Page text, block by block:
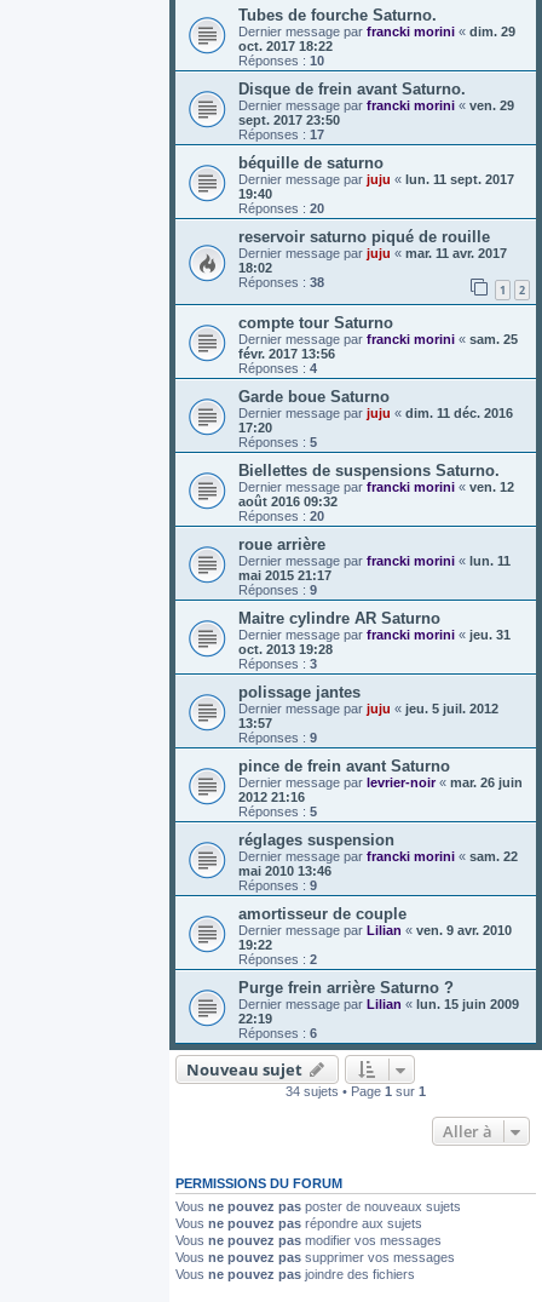
Tubes de fourche Saturno.
Dernier message par francki morini « dim. 29
oct. 2017 18:22
Réponses : 10
Disque de frein avant Saturno.
Dernier message par francki morini « ven. 29
sept. 2017 23:50
Réponses : 17
béquille de saturno
Dernier message par juju « lun. 11 sept. 2017
19:40
Réponses : 20
reservoir saturno piqué de rouille
Dernier message par juju « mar. 11 avr. 2017
18:02
Réponses : 38 1 2
compte tour Saturno
Dernier message par francki morini « sam. 25
févr. 2017 13:56
Réponses : 4
Garde boue Saturno
Dernier message par juju « dim. 11 déc. 2016
17:20
Réponses : 5
Biellettes de suspensions Saturno.
Dernier message par francki morini « ven. 12
août 2016 09:32
Réponses : 20
roue arrière
Dernier message par francki morini « lun. 11
mai 2015 21:17
Réponses : 9
Maitre cylindre AR Saturno
Dernier message par francki morini « jeu. 31
oct. 2013 19:28
Réponses : 3
polissage jantes
Dernier message par juju « jeu. 5 juil. 2012
13:57
Réponses : 9
pince de frein avant Saturno
Dernier message par levrier-noir« mar. 26 juin
2012 21:16
Réponses : 5
réglages suspension
Dernier message par francki morini « sam. 22
mai 2010 13:46
Réponses : 9
amortisseur de couple
Dernier message par Lilian « ven. 9 avr. 2010
19:22
Réponses : 2
Purge frein arrière Saturno ?
Dernier message par Lilian « lun. 15 juin 2009
22:19
Réponses : 6
Nouveau sujet
34 sujets • Page 1 sur 1
Aller à
PERMISSIONS DU FORUM
Vous ne pouvez pas poster de nouveaux sujets
Vous ne pouvez pas répondre aux sujets
Vous ne pouvez pas modifier vos messages
Vous ne pouvez pas supprimer vos messages
Vous ne pouvez pas joindre des fichiers